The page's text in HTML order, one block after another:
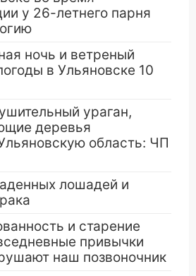
у 26-летнего парня
ночь и ветреный
в Ульяновске 10
ураган,
деревья
область: ЧП
лошадей и
и старение
привычки
наш позвоночник